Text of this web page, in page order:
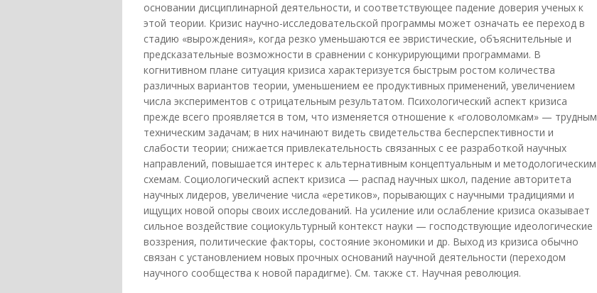
основании дисциплинарной деятельности, и соответствующее падение доверия ученых к
этой теории. Кризис научно-исследовательской программы может означать ее переход в
стадию «вырождения», когда резко уменьшаются ее эвристические, объяснительные и
предсказательные возможности в сравнении с конкурирующими программами. В
когнитивном плане ситуация кризиса характеризуется быстрым ростом количества
различных вариантов теории, уменьшением ее продуктивных применений, увеличением
числа экспериментов с отрицательным результатом. Психологический аспект кризиса
прежде всего проявляется в том, что изменяется отношение к «головоломкам» — трудным
техническим задачам; в них начинают видеть свидетельства бесперспективности и
слабости теории; снижается привлекательность связанных с ее разработкой научных
направлений, повышается интерес к альтернативным концептуальным и методологическим
схемам. Социологический аспект кризиса — распад научных школ, падение авторитета
научных лидеров, увеличение числа «еретиков», порывающих с научными традициями и
ищущих новой опоры своих исследований. На усиление или ослабление кризиса оказывает
сильное воздействие социокультурный контекст науки — господствующие идеологические
воззрения, политические факторы, состояние экономики и др. Выход из кризиса обычно
связан с установлением новых прочных оснований научной деятельности (переходом
научного сообщества к новой парадигме). См. также ст. Научная революция.